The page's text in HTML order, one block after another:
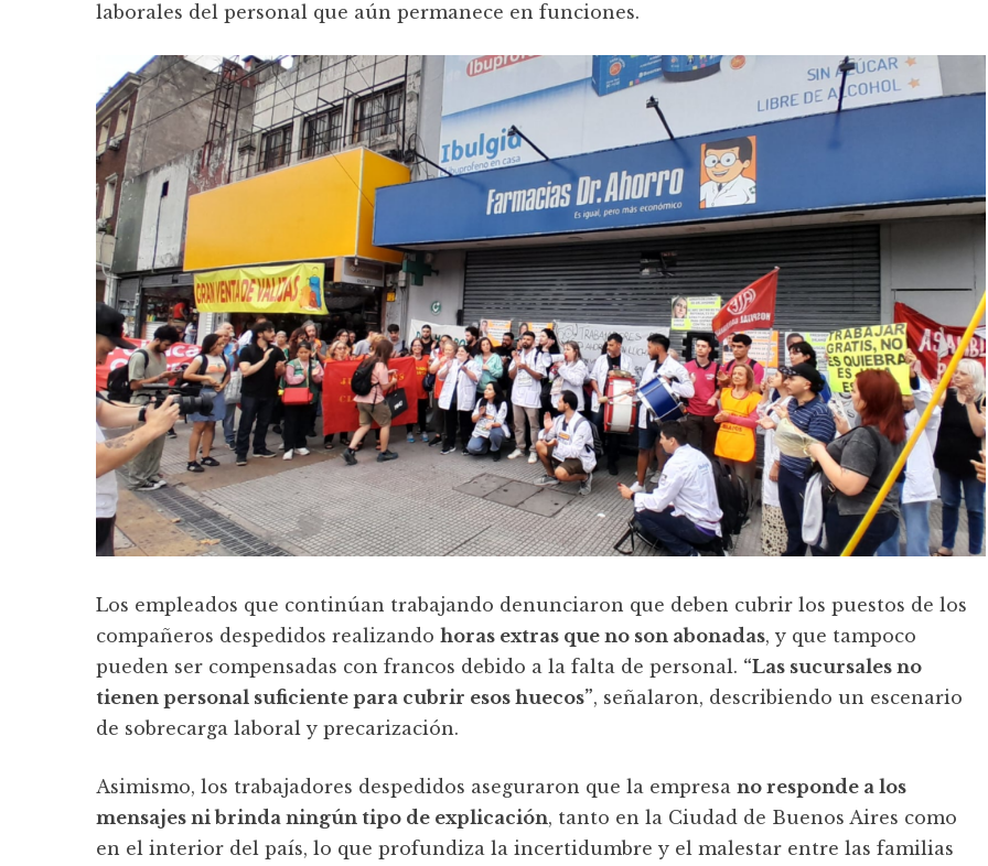
laborales del personal que aún permanece en funciones.
Los empleados que continúan trabajando denunciaron que deben cubrir los puestos de los
compañeros despedidos realizando horas extras que no son abonadas, y que tampoco
pueden ser compensadas con francos debido a la falta de personal. “Las sucursales no
tienen personal suficiente para cubrir esos huecos”, señalaron, describiendo un escenario
de sobrecarga laboral y precarización.
Asimismo, los trabajadores despedidos aseguraron que la empresa no responde a los
mensajes ni brinda ningún tipo de explicación, tanto en la Ciudad de Buenos Aires como
en el interior del país, lo que profundiza la incertidumbre y el malestar entre las familias